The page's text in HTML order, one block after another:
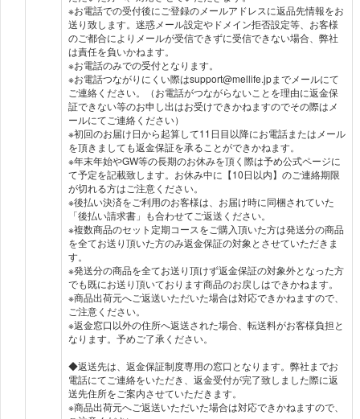
※お電話での受付後にご登録のメールアドレスに返品先情報をお
送り致します。迷惑メール設定やドメイン拒否設定等、お客様
のご都合によりメールが受信できずに受信できない場合、弊社
は責任を負いかねます。
※お電話のみでの受付となります。
※お電話つながりにくい際はsupport@mellife.jpまでメールにて
ご連絡ください。（お電話がつながらないことを理由に返金保
証できない等のお申し出はお受けできかねますのでその際はメ
ールにてご連絡ください）
※初回のお届け日から起算して11日目以降にお電話またはメール
を頂きましても返金保証を承ることができかねます。
※年末年始やGW等の長期のお休みを頂く際は予め公式ページに
て予定を記載致します。お休み中に【10日以内】のご連絡期限
が切れる方はご注意ください。
※後払い決済をご利用のお客様は、お届け時に同梱されていた
「後払い請求書」も合わせてご返送ください。
※複数商品のセット定期コースをご購入頂いた方は発送分の商品
を全てお送り頂いた方のみ返金保証の対象とさせていただきま
す。
※発送分の商品を全てお送り頂けず返金保証の対象外となった方
でも既にお送り頂いております商品のお戻しはできかねます。
※商品出荷元へご返送いただいた場合は対応できかねますので、
ご注意ください。
※返金窓口以外の住所へ返送された場合、転送料がお客様負担と
なります。予めご了承ください。
◆返送先は、返金保証制度専用の窓口となります。弊社までお
電話にてご連絡をいただき、返金受付が完了致しました際に返
送先住所をご案内させていただきます。
※商品出荷元へご返送いただいた場合は対応できかねますので、